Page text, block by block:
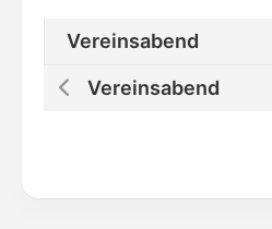
Vereinsabend
Vereinsabend